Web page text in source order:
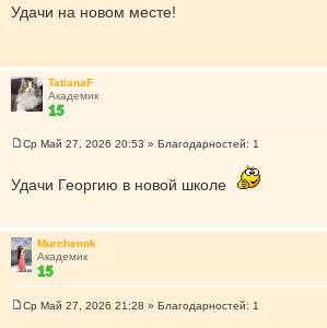
о
н
и
е
Удачи на новом месте!
TatianaF
Академик
б
н
и
е
Ср Май 27, 2026 20:53 » Благодарностей: 1
Удачи Георгию в новой школе
Murchenok
Академик
Ср Май 27, 2026 21:28 » Благодарностей: 1